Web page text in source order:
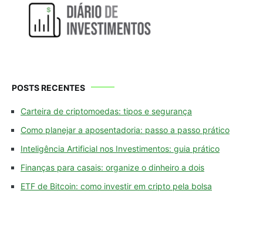
POSTS RECENTES
Carteira de criptomoedas: tipos e segurança
Como planejar a aposentadoria: passo a passo prático
Inteligência Artificial nos Investimentos: guia prático
Finanças para casais: organize o dinheiro a dois
ETF de Bitcoin: como investir em cripto pela bolsa